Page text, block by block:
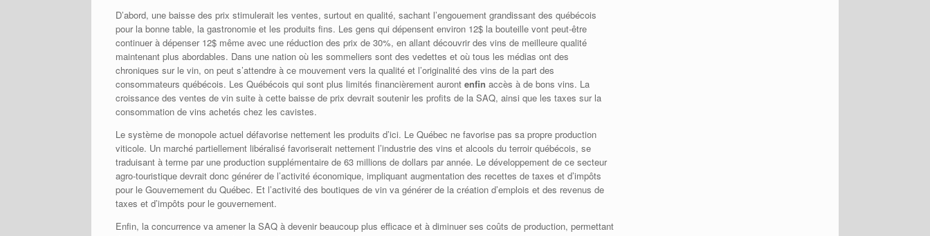
D’abord, une baisse des prix stimulerait les ventes, surtout en qualité, sachant l’engouement grandissant des québécois
pour la bonne table, la gastronomie et les produits fins. Les gens qui dépensent environ 12$ la bouteille vont peut-être
continuer à dépenser 12$ même avec une réduction des prix de 30%, en allant découvrir des vins de meilleure qualité
maintenant plus abordables. Dans une nation où les sommeliers sont des vedettes et où tous les médias ont des
chroniques sur le vin, on peut s’attendre à ce mouvement vers la qualité et l’originalité des vins de la part des
consommateurs québécois. Les Québécois qui sont plus limités financièrement auront enfin accès à de bons vins. La
croissance des ventes de vin suite à cette baisse de prix devrait soutenir les profits de la SAQ, ainsi que les taxes sur la
consommation de vins achetés chez les cavistes.
Le système de monopole actuel défavorise nettement les produits d’ici. Le Québec ne favorise pas sa propre production
viticole. Un marché partiellement libéralisé favoriserait nettement l’industrie des vins et alcools du terroir québécois, se
traduisant à terme par une production supplémentaire de 63 millions de dollars par année. Le développement de ce secteur
agro-touristique devrait donc générer de l’activité économique, impliquant augmentation des recettes de taxes et d’impôts
pour le Gouvernement du Québec. Et l’activité des boutiques de vin va générer de la création d’emplois et des revenus de
taxes et d’impôts pour le gouvernement.
Enfin, la concurrence va amener la SAQ à devenir beaucoup plus efficace et à diminuer ses coûts de production, permettant